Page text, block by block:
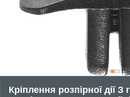
Кріплення розпірної дії З